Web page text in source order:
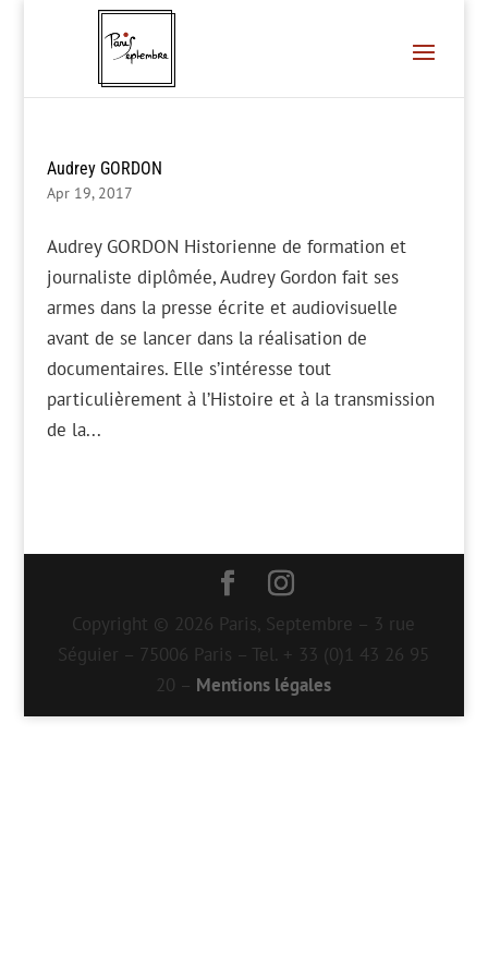
Audrey GORDON
Apr 19, 2017
Audrey GORDON Historienne de formation et
journaliste diplômée, Audrey Gordon fait ses
armes dans la presse écrite et audiovisuelle
avant de se lancer dans la réalisation de
documentaires. Elle s’intéresse tout
particulièrement à l’Histoire et à la transmission
de la...
Copyright © 2026 Paris, Septembre – 3 rue
Séguier – 75006 Paris – Tel. + 33 (0)1 43 26 95
20 – Mentions légales